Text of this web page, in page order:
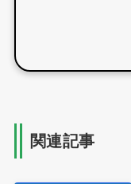
関連記事